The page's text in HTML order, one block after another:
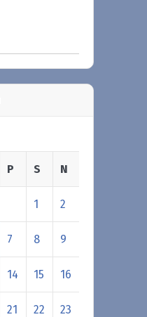
P S N
1 2
7 8 9
14 15 16
21 22 23